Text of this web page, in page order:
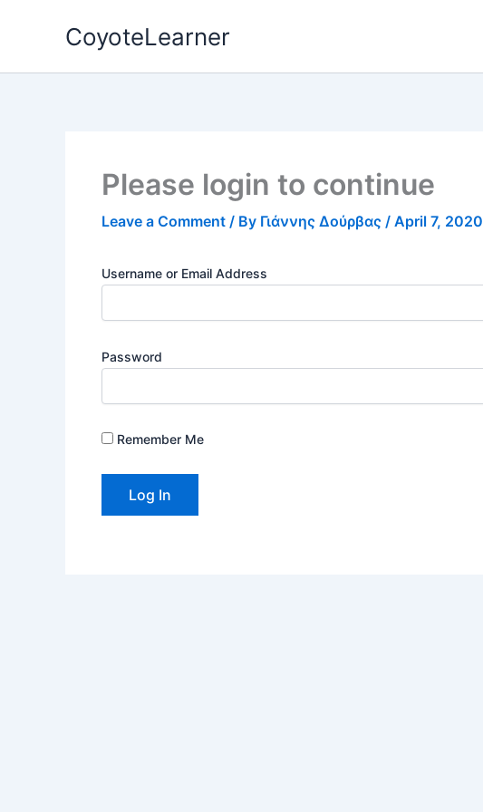
CoyoteLearner
Please login to continue
Leave a Comment / By Γιάννης Δούρβας / April 7, 2020
Username or Email Address
Password
Remember Me